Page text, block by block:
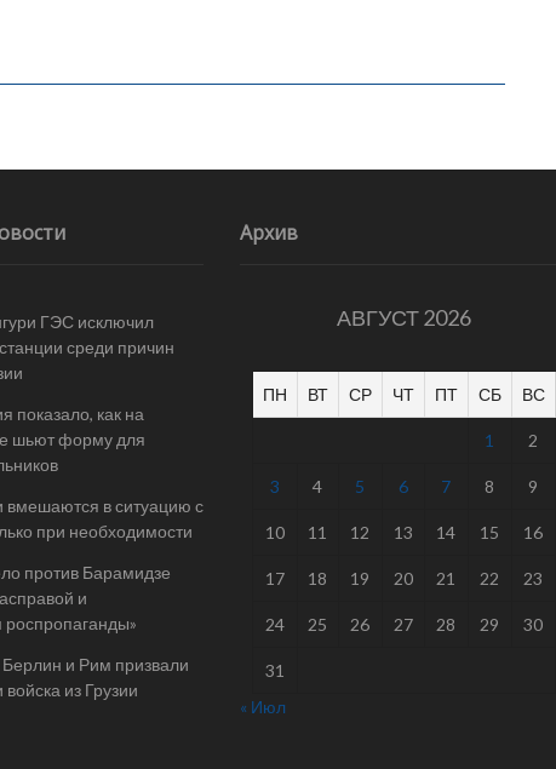
ГЭС исключил
среди причин
показало, как на
шьют форму для
вмешаются в ситуацию с
при необходимости
против Барамидзе
и
и Рим призвали
из Грузии
Архив
АВГУСТ 2026
ПН ВТ СР ЧТ ПТ СБ ВС
1 2
3 4 5 6 7 8 9
10 11 12 13 14 15 16
17 18 19 20 21 22 23
24 25 26 27 28 29 30
31
« Июл